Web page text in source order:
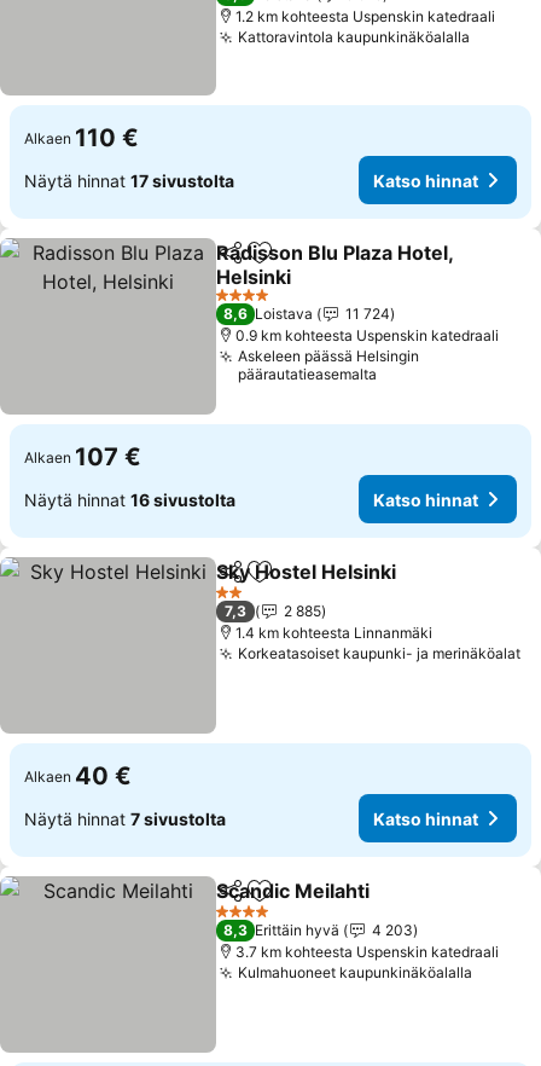
1.2 km kohteesta Uspenskin katedraali
Kattoravintola kaupunkinäköalalla
Alkaen 110 €
Näytä hinnat 17 sivustolta Katso hinnat
Jaa Lisää suosikkeihin
Radisson Blu Plaza Hotel,
Helsinki
Katso hinnat
4 Tähtiluokitus
8,6 Loistava
11 724
0.9 km kohteesta Uspenskin katedraali
Askeleen päässä Helsingin
päärautatieasemalta
Alkaen 107 €
Näytä hinnat 16 sivustolta Katso hinnat
Jaa Lisää suosikkeihin
Sky Hostel Helsinki
2 Tähtiluokitus
7,3
2 885
1.4 km kohteesta Linnanmäki
Korkeatasoiset kaupunki- ja merinäköalat
Alkaen 40 €
Näytä hinnat 7 sivustolta Katso hinnat
Jaa Lisää suosikkeihin
Scandic Meilahti
4 Tähtiluokitus
8,3 Erittäin hyvä
4 203
3.7 km kohteesta Uspenskin katedraali
Kulmahuoneet kaupunkinäköalalla